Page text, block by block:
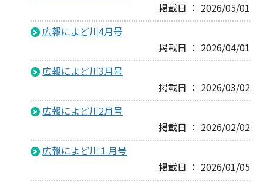
掲載日 ： 2026/05/01
広報によど川4月号
掲載日 ： 2026/04/01
広報によど川3月号
掲載日 ： 2026/03/02
広報によど川2月号
掲載日 ： 2026/02/02
広報によど川１月号
掲載日 ： 2026/01/05